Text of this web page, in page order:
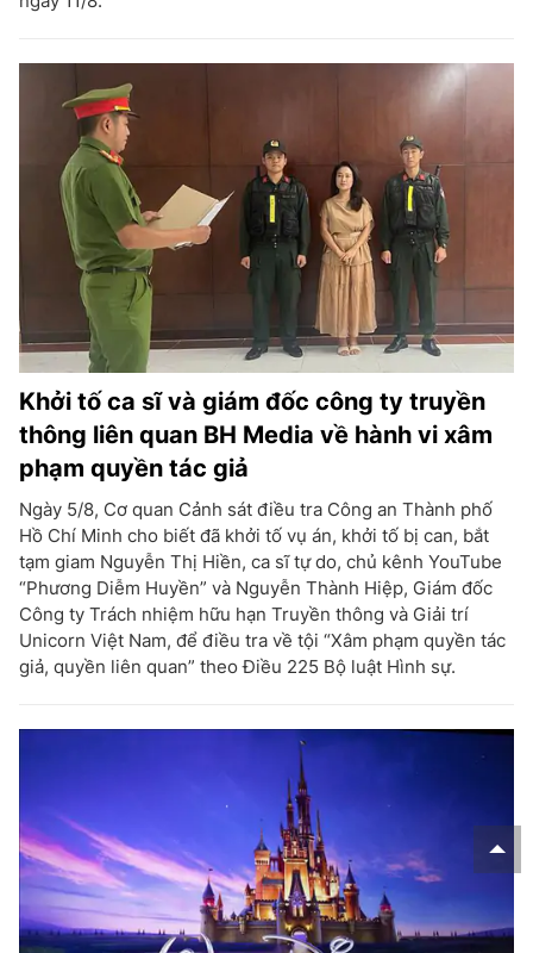
Khởi tố ca sĩ và giám đốc công ty truyền
thông liên quan BH Media về hành vi xâm
phạm quyền tác giả
Ngày 5/8, Cơ quan Cảnh sát điều tra Công an Thành phố
Hồ Chí Minh cho biết đã khởi tố vụ án, khởi tố bị can, bắt
tạm giam Nguyễn Thị Hiền, ca sĩ tự do, chủ kênh YouTube
“Phương Diễm Huyền” và Nguyễn Thành Hiệp, Giám đốc
Công ty Trách nhiệm hữu hạn Truyền thông và Giải trí
Unicorn Việt Nam, để điều tra về tội “Xâm phạm quyền tác
giả, quyền liên quan” theo Điều 225 Bộ luật Hình sự.